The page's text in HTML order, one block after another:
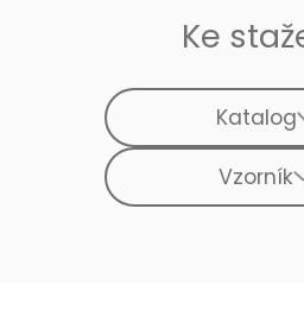
Ke
Katalog
Vzorník